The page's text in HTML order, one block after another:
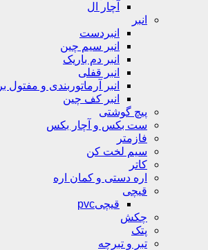
آچار ال
انبر
انبردست
انبر سیم چین
انبر دم باریک
انبر قفلی
انبر آرماتوربندی و مفتول بر
انبر کف چین
پیچ گوشتی
ست بکس و آچار بکس
فازمتر
سیم لخت کن
کاتر
اره دستی و کمان اره
قیچی
قیچیpvc
چکش
پتک
تبر و تبرچه